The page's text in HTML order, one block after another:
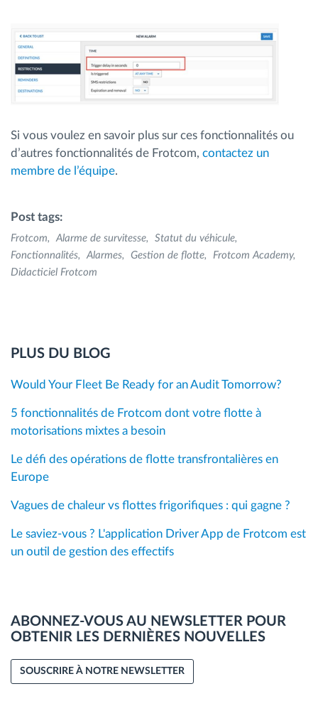
Si vous voulez en savoir plus sur ces fonctionnalités ou
d’autres fonctionnalités de Frotcom, contactez un
membre de l’équipe.
Post tags:
Frotcom Alarme de survitesse
Statut du véhicule
Fonctionnalités
Alarmes Gestion de flotte
Frotcom Academy
Didacticiel Frotcom
PLUS DU BLOG
Would Your Fleet Be Ready for an Audit Tomorrow?
5 fonctionnalités de Frotcom dont votre flotte à
motorisations mixtes a besoin
Le défi des opérations de flotte transfrontalières en
Europe
Vagues de chaleur vs flottes frigorifiques : qui gagne ?
Le saviez‑vous ? L'application Driver App de Frotcom est
un outil de gestion des effectifs
ABONNEZ-VOUS AU NEWSLETTER POUR
OBTENIR LES DERNIÈRES NOUVELLES
SOUSCRIRE À NOTRE NEWSLETTER